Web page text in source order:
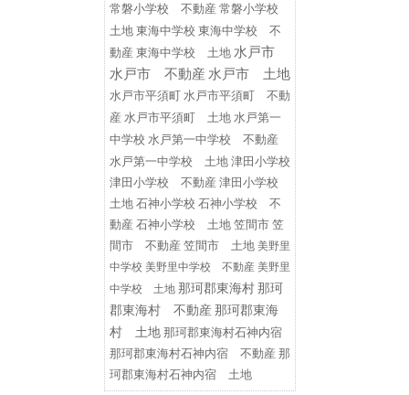
常磐小学校 不動産 常磐小学校
土地 東海中学校 東海中学校 不
動産 東海中学校 土地 水戸市
水戸市 不動産 水戸市 土地
水戸市平須町 水戸市平須町 不動
産 水戸市平須町 土地 水戸第一
中学校 水戸第一中学校 不動産
水戸第一中学校 土地 津田小学校
津田小学校 不動産 津田小学校
土地 石神小学校 石神小学校 不
動産 石神小学校 土地 笠間市 笠
間市 不動産 笠間市 土地 美野里
中学校 美野里中学校 不動産 美野里
中学校 土地 那珂郡東海村那珂
郡東海村 不動産那珂郡東海
村 土地 那珂郡東海村石神内宿
那珂郡東海村石神内宿 不動産 那
珂郡東海村石神内宿 土地